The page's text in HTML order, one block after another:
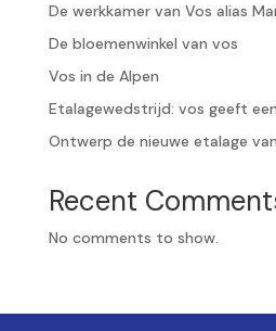
De werkkamer van Vos alias
De bloemenwinkel van vos
Vos in de Alpen
Etalagewedstrijd: vos geeft
Ontwerp de nieuwe etalage
Recent
No comments to show.